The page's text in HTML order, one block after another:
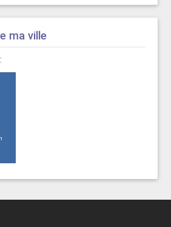
ma ville
: